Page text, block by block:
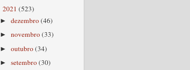
2021 (523)
►dezembro(46)
►novembro(33)
►outubro(34)
►setembro(30)